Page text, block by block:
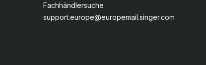
Fachhändlersuche
support.europe@europemail.singer.com